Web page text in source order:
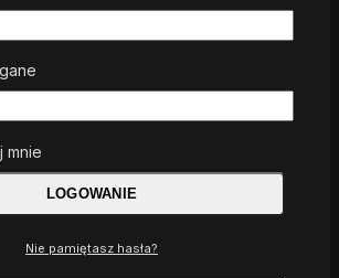
mnie
LOGOWANIE
Nie pamiętasz hasła?